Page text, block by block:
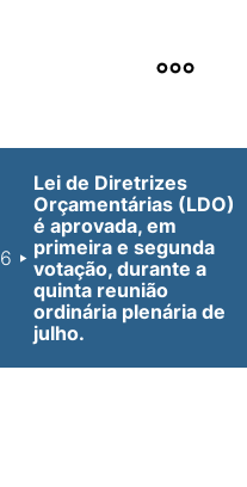
Lei de Diretrizes
Orçamentárias (LDO)
é aprovada, em
primeira e segunda
votação, durante a
quinta reunião
ordinária plenária de
julho.